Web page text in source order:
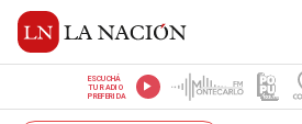
ESCUCHÁ
TU RADIO
PREFERIDA